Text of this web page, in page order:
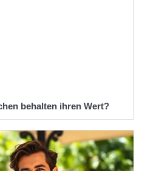
behalten ihren Wert?